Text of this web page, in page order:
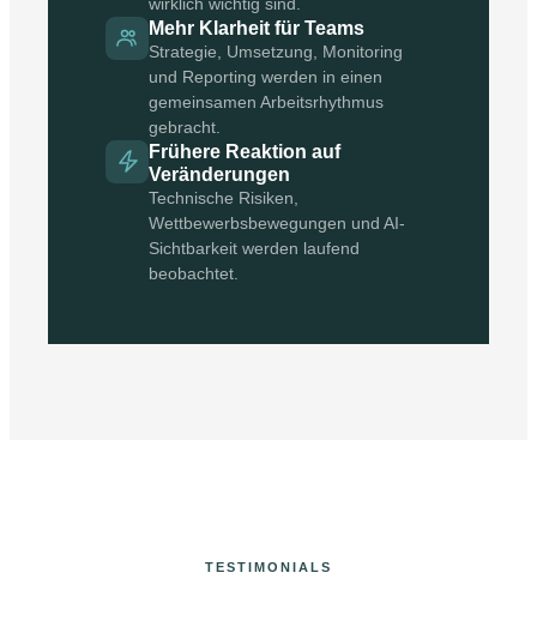
Mehr Klarheit für Teams
Strategie, Umsetzung, Monitoring
und Reporting werden in einen
gemeinsamen Arbeitsrhythmus
gebracht.
Frühere Reaktion auf
Veränderungen
Technische Risiken,
Wettbewerbsbewegungen und AI-
Sichtbarkeit werden laufend
beobachtet.
TESTIMONIALS